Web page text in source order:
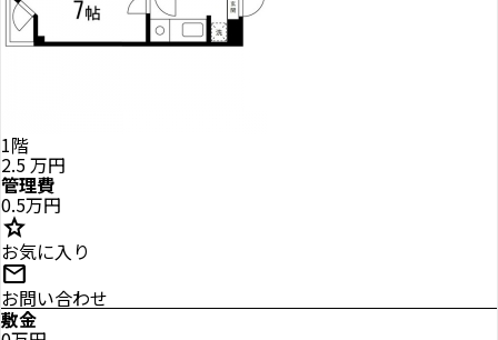
1階
2.5万円
管理費
0.5万円
star
お気に入り
mail
お問い合わせ
敷金